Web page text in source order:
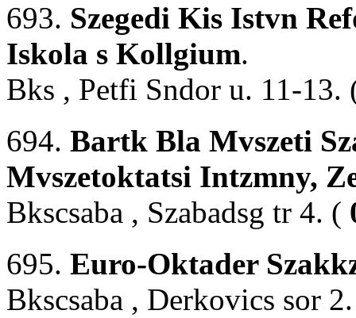
693. Szegedi Kis Istvn
Iskola s Kollgium.
Bks , Petfi Sndor u. 11-
694. Bartk Bla Mvszeti
Mvszetoktatsi Intzmny,
Bkscsaba , Szabadsg tr 4. (
695. Euro-Oktader
Bkscsaba , Derkovics sor